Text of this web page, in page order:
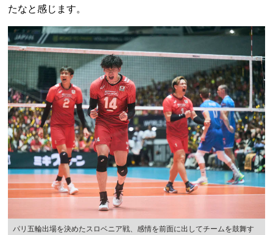
たなと感じます。
パリ五輪出場を決めたスロベニア戦、感情を前面に出してチームを鼓舞す